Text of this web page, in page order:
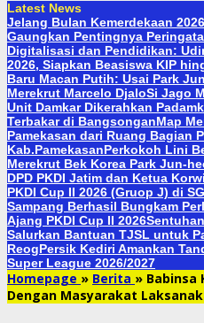
Latest News
Jelang Bulan Kemerdekaan
Gaungkan Pentingnya
Digitalisasi dan Pendidikan:
2026, Siapkan Beasiswa KIP
Baru Macan Putih: Usai Park
Merekrut Marcelo DjaloSi Jago
Unit Damkar Dikerahkan
Terbakar di BangsonganMap
Pamekasan dari Ruang Bagian
Kab.PamekasanPerkokoh Lini
Merekrut Bek Korea Park Jun-
DPD PKDI Jatim dan Ketua
PKDI Cup II 2026 (Gruop J) di
Sampang Berhasil Bungkam
Ajang PKDI Cup II 2026
Salurkan Bantuan TJSL untuk
ReogPersik Kediri Amankan
Super League 2026/2027
Homepage » Berita » Babinsa
Dengan Masyarakat